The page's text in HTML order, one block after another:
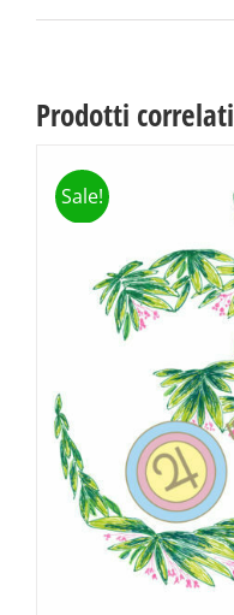
Prodotti correlati
Sale!